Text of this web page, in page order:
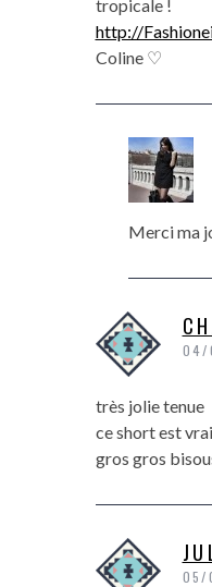
tropicale !
http://
Coline ♡
Merci ma
04/
très jolie tenue
ce short est
gros gros
05/